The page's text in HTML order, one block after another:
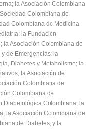
la Asociación Colombiana
Colombiana de
Colombiana de Medicina
la Fundación
la Asociación Colombiana de
de Emergencias; la
Diabetes y Metabolismo; la
la Asociación de
Colombiana de
Colombiana de
Diabetológica Colombiana; la
la Asociación Colombiana de
de Diabetes; y la